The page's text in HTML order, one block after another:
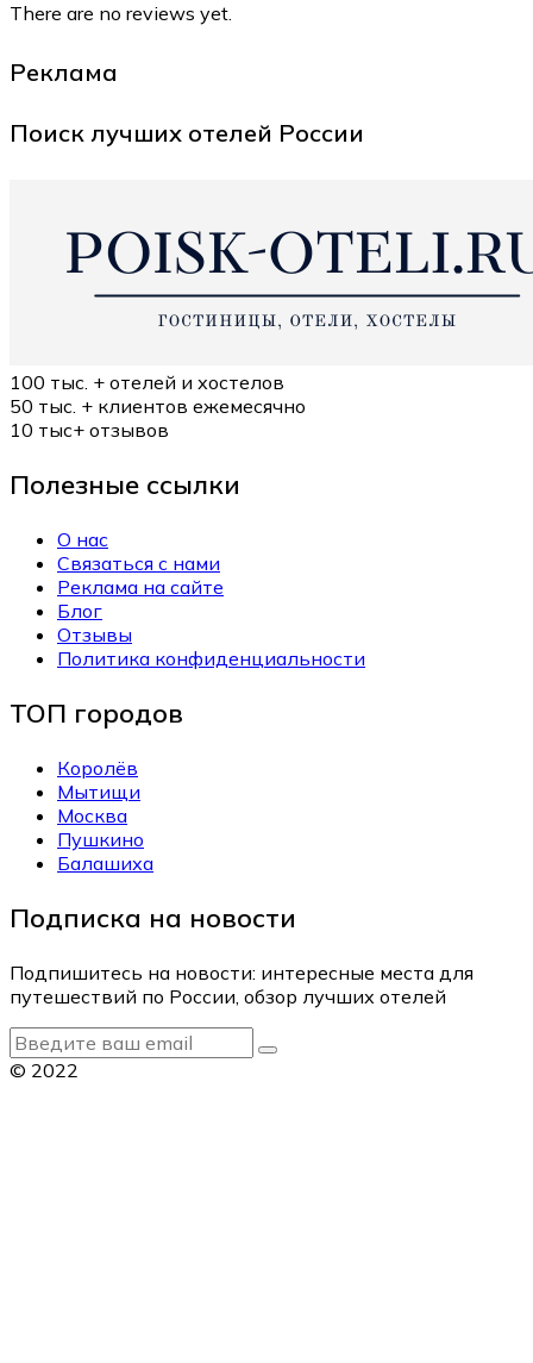
There are no reviews yet.
Реклама
Поиск лучших отелей России
100 тыс. + отелей и хостелов
50 тыс. + клиентов ежемесячно
10 тыс+ отзывов
Полезные ссылки
О нас
Связаться с нами
Реклама на сайте
Блог
Отзывы
Политика конфиденциальности
ТОП городов
Королёв
Мытищи
Москва
Пушкино
Балашиха
Подписка на новости
Подпишитесь на новости: интересные места для
путешествий по России, обзор лучших отелей
© 2022